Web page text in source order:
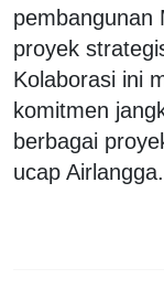
pembangunan
proyek
Kolaborasi ini
komitmen
berbagai
ucap Airlangga.